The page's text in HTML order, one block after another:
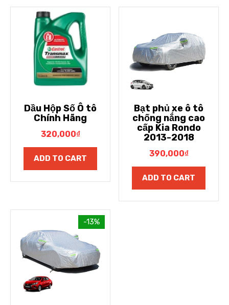
Dầu Hộp Số Ô tô
Chính Hãng
320,000₫
ADD TO CART
Bạt phủ xe ô tô
chống nắng cao
cấp Kia Rondo
2013-2018
390,000₫
ADD TO CART
-13%